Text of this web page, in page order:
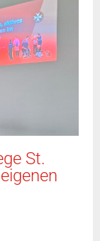
St.